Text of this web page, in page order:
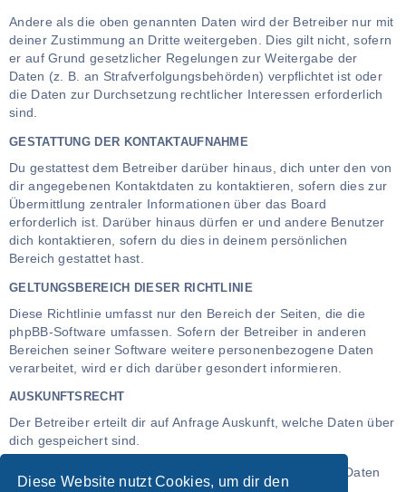
Diese Website nutzt Cookies, um dir den
Andere als die oben genannten Daten wird der Betreiber nur mit
deiner Zustimmung an Dritte weitergeben. Dies gilt nicht, sofern
er auf Grund gesetzlicher Regelungen zur Weitergabe der
Daten (z. B. an Strafverfolgungsbehörden) verpflichtet ist oder
die Daten zur Durchsetzung rechtlicher Interessen erforderlich
sind.
GESTATTUNG DER KONTAKTAUFNAHME
Du gestattest dem Betreiber darüber hinaus, dich unter den von
dir angegebenen Kontaktdaten zu kontaktieren, sofern dies zur
Übermittlung zentraler Informationen über das Board
erforderlich ist. Darüber hinaus dürfen er und andere Benutzer
dich kontaktieren, sofern du dies in deinem persönlichen
Bereich gestattet hast.
GELTUNGSBEREICH DIESER RICHTLINIE
Diese Richtlinie umfasst nur den Bereich der Seiten, die die
phpBB-Software umfassen. Sofern der Betreiber in anderen
Bereichen seiner Software weitere personenbezogene Daten
verarbeitet, wird er dich darüber gesondert informieren.
AUSKUNFTSRECHT
Der Betreiber erteilt dir auf Anfrage Auskunft, welche Daten über
dich gespeichert sind.
Du kannst jederzeit die Löschung bzw. Sperrung deiner Daten